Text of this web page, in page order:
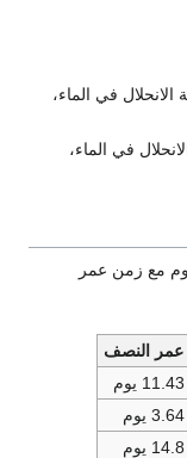
الانحلال في الماء،
في الماء،
مع زمن عمر
عمر النصف
11.43 يوم
3.64 يوم
14.8 يوم